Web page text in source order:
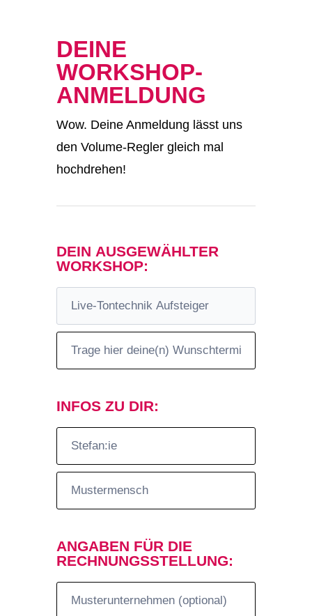
DEINE
WORKSHOP-
ANMELDUNG
Wow. Deine Anmeldung lässt uns
den Volume-Regler gleich mal
hochdrehen!
Anmeldung
DEIN AUSGEWÄHLTER
WORKSHOP:
INFOS ZU DIR:
ANGABEN FÜR DIE
RECHNUNGSSTELLUNG: